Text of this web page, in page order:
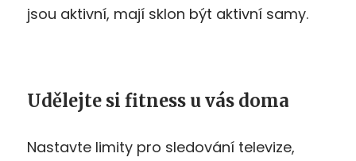
jsou aktivní, mají sklon být aktivní samy.
Udělejte si fitness u vás doma
Nastavte limity pro sledování televize,